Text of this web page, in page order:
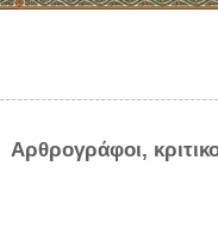
Αρθρογράφοι,